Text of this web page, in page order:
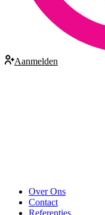
Aanmelden
Over Ons
Contact